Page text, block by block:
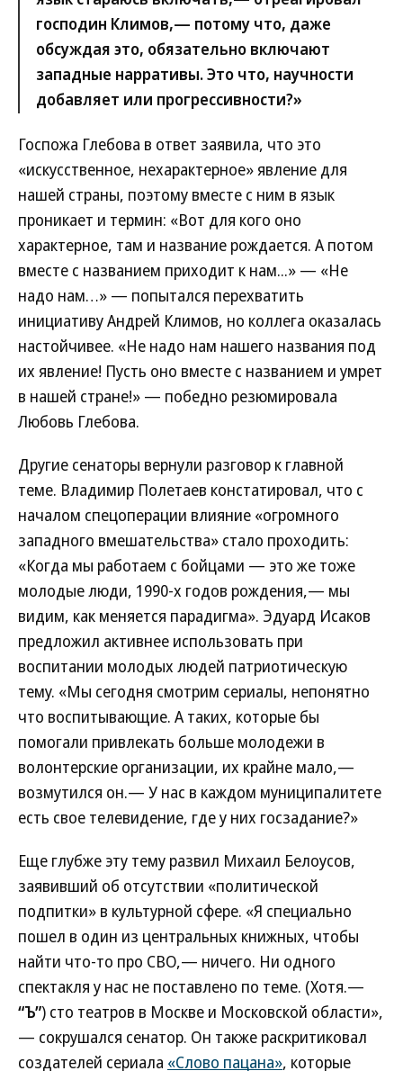
господин Климов,— потому что, даже
обсуждая это, обязательно включают
западные нарративы. Это что, научности
добавляет или прогрессивности?»
Госпожа Глебова в ответ заявила, что это
«искусственное, нехарактерное» явление для
нашей страны, поэтому вместе с ним в язык
проникает и термин: «Вот для кого оно
характерное, там и название рождается. А потом
вместе с названием приходит к нам...» — «Не
надо нам…» — попытался перехватить
инициативу Андрей Климов, но коллега оказалась
настойчивее. «Не надо нам нашего названия под
их явление! Пусть оно вместе с названием и умрет
в нашей стране!» — победно резюмировала
Любовь Глебова.
Другие сенаторы вернули разговор к главной
теме. Владимир Полетаев констатировал, что с
началом спецоперации влияние «огромного
западного вмешательства» стало проходить:
«Когда мы работаем с бойцами — это же тоже
молодые люди, 1990-х годов рождения,— мы
видим, как меняется парадигма». Эдуард Исаков
предложил активнее использовать при
воспитании молодых людей патриотическую
тему. «Мы сегодня смотрим сериалы, непонятно
что воспитывающие. А таких, которые бы
помогали привлекать больше молодежи в
волонтерские организации, их крайне мало,—
возмутился он.— У нас в каждом муниципалитете
есть свое телевидение, где у них госзадание?»
Еще глубже эту тему развил Михаил Белоусов,
заявивший об отсутствии «политической
подпитки» в культурной сфере. «Я специально
пошел в один из центральных книжных, чтобы
найти что-то про СВО,— ничего. Ни одного
спектакля у нас не поставлено по теме. (Хотя.—
“Ъ”) сто театров в Москве и Московской области»,
— сокрушался сенатор. Он также раскритиковал
создателей сериала «Слово пацана», которые